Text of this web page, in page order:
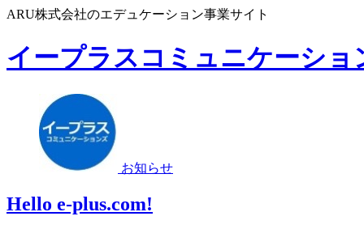
ARU株式会社のエデュケーション事業サイト
イープラスコミュニケーショ
お知らせ
Hello e-plus.com!